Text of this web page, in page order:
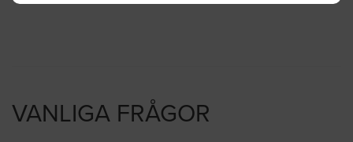
VANLIGA FRÅGOR